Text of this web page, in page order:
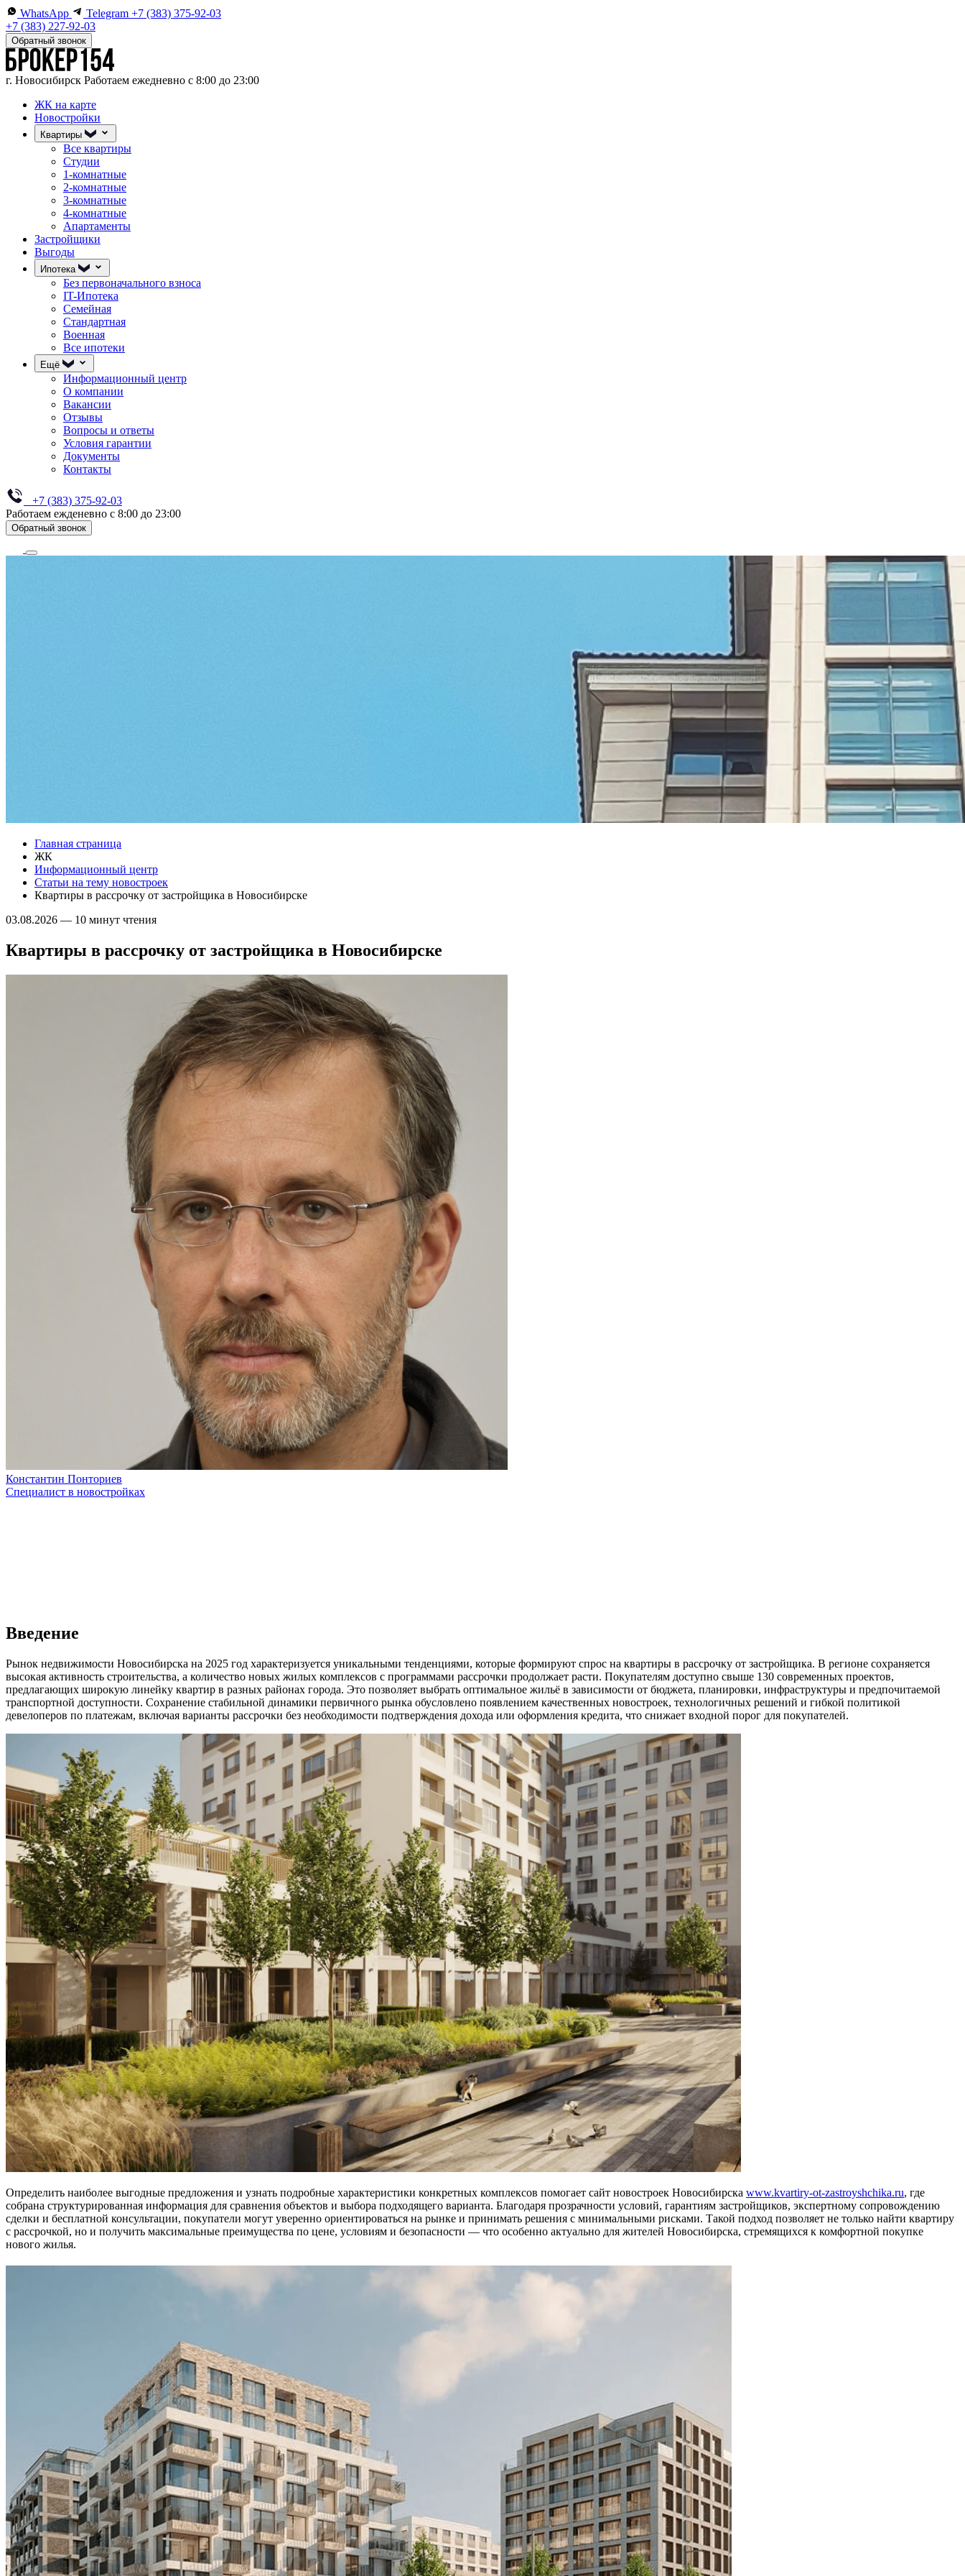
WhatsApp Telegram +7 (383) 375-92-03
+7 (383) 227-92-03
Обратный звонок
г. Новосибирск Работаем ежедневно с 8:00 до 23:00
ЖК на карте
Новостройки
Квартиры
Все квартиры
Студии
1-комнатные
2-комнатные
3-комнатные
4-комнатные
Апартаменты
Застройщики
Выгоды
Ипотека
Без первоначального взноса
IT-Ипотека
Семейная
Стандартная
Военная
Все ипотеки
Ещё
Информационный центр
О компании
Вакансии
Отзывы
Вопросы и ответы
Условия гарантии
Документы
Контакты
+7 (383) 375-92-03
Работаем ежденевно с 8:00 до 23:00
Обратный звонок
Главная страница
ЖК
Информационный центр
Статьи на тему новостроек
Квартиры в рассрочку от застройщика в Новосибирске
03.08.2026 — 10 минут чтения
Квартиры в рассрочку от застройщика в Новосибирске
Константин Понториев
Специалист в новостройках
Введение
Рынок недвижимости Новосибирска на 2025 год характеризуется уникальными тенденциями, которые формируют спрос на квартиры в рассрочку от застройщика. В регионе сохраняется
высокая активность строительства, а количество новых жилых комплексов с программами рассрочки продолжает расти. Покупателям доступно свыше 130 современных проектов,
предлагающих широкую линейку квартир в разных районах города. Это позволяет выбрать оптимальное жильё в зависимости от бюджета, планировки, инфраструктуры и предпочитаемой
транспортной доступности. Сохранение стабильной динамики первичного рынка обусловлено появлением качественных новостроек, технологичных решений и гибкой политикой
девелоперов по платежам, включая варианты рассрочки без необходимости подтверждения дохода или оформления кредита, что снижает входной порог для покупателей.
Определить наиболее выгодные предложения и узнать подробные характеристики конкретных комплексов помогает сайт новостроек Новосибирска www.kvartiry-ot-zastroyshchika.ru, где
собрана структурированная информация для сравнения объектов и выбора подходящего варианта. Благодаря прозрачности условий, гарантиям застройщиков, экспертному сопровождению
сделки и бесплатной консультации, покупатели могут уверенно ориентироваться на рынке и принимать решения с минимальными рисками. Такой подход позволяет не только найти квартиру
с рассрочкой, но и получить максимальные преимущества по цене, условиям и безопасности — что особенно актуально для жителей Новосибирска, стремящихся к комфортной покупке
нового жилья.